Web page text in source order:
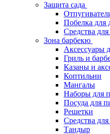
Защита сада
Побелка для
Средства
Зона барбекю
Аксессуары
Гриль и
Казаны и
Коптильни
Мангалы
Наборы для
Посуда для
Решетки
Средства
Тандыр